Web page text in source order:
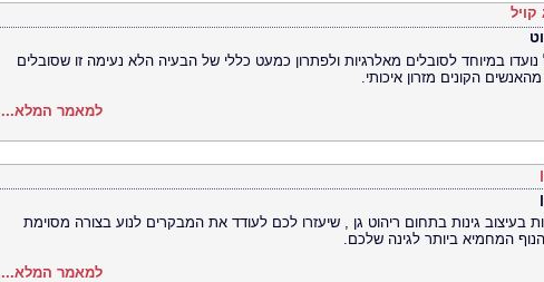
קויל
נועדו במיוחד לסובלים מאלרגיות ולפתרון כמעט כללי של הבעיה הלא נעימה זו שסובלים
הקונים מזרון איכותי.
למאמר המלא...
בעיצוב גינות בתחום ריהוט גן , שיעזרו לכם לעודד את המבקרים לנוע בצורה מסוימת
המחמיא ביותר לגינה שלכם.
למאמר המלא...